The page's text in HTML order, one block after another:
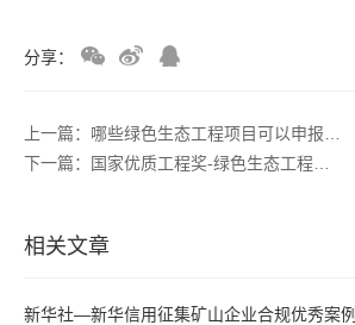
分享：
相关文章
新华社—新华信用征集矿山企业合规优秀案例